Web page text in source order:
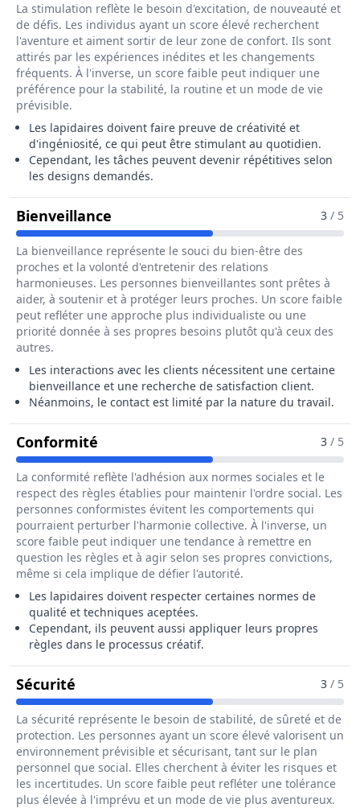
La stimulation reflète le besoin d'excitation, de nouveauté et
de défis. Les individus ayant un score élevé recherchent
l'aventure et aiment sortir de leur zone de confort. Ils sont
attirés par les expériences inédites et les changements
fréquents. À l'inverse, un score faible peut indiquer une
préférence pour la stabilité, la routine et un mode de vie
prévisible.
Les lapidaires doivent faire preuve de créativité et
d'ingéniosité, ce qui peut être stimulant au quotidien.
Cependant, les tâches peuvent devenir répétitives selon
les designs demandés.
Bienveillance Pour Le Métier De Lapidaire /
3 / 5
La bienveillance représente le souci du bien-être des
proches et la volonté d'entretenir des relations
harmonieuses. Les personnes bienveillantes sont prêtes à
aider, à soutenir et à protéger leurs proches. Un score faible
peut refléter une approche plus individualiste ou une
priorité donnée à ses propres besoins plutôt qu'à ceux des
autres.
Les interactions avec les clients nécessitent une certaine
bienveillance et une recherche de satisfaction client.
Néanmoins, le contact est limité par la nature du travail.
Conformité Pour Le Métier De Lapidaire / 3 / 5
La conformité reflète l'adhésion aux normes sociales et le
respect des règles établies pour maintenir l'ordre social. Les
personnes conformistes évitent les comportements qui
pourraient perturber l'harmonie collective. À l'inverse, un
score faible peut indiquer une tendance à remettre en
question les règles et à agir selon ses propres convictions,
même si cela implique de défier l'autorité.
Les lapidaires doivent respecter certaines normes de
qualité et techniques aceptées.
Cependant, ils peuvent aussi appliquer leurs propres
règles dans le processus créatif.
Sécurité Pour Le Métier De Lapidaire / 3 / 5
La sécurité représente le besoin de stabilité, de sûreté et de
protection. Les personnes ayant un score élevé valorisent un
environnement prévisible et sécurisant, tant sur le plan
personnel que social. Elles cherchent à éviter les risques et
les incertitudes. Un score faible peut refléter une tolérance
plus élevée à l'imprévu et un mode de vie plus aventureux.